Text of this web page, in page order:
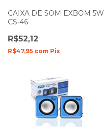
CAIXA DE SOM EXBOM 5W
CS-46
R$52,12
R$47,95 com Pix